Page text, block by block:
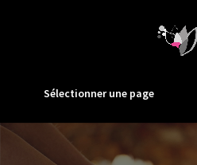
Sélectionner une page